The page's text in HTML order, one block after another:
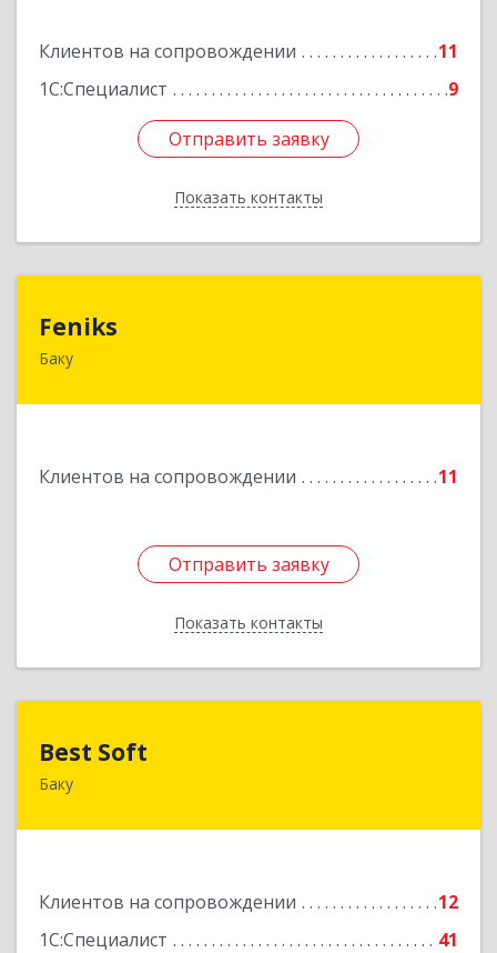
Клиентов на сопровождении
11
1С:Специалист
9
Отправить заявку
Показать контакты
Отправить заявку
Назад
Feniks
Баку
Клиентов на сопровождении 11
Отправить заявку
Показать контакты
AZ1029, Азербайджан, г.Баку, пр. Г. Алиева 187Б,
Отправить заявку
Назад
Best Soft
Баку
Клиентов на сопровождении
12
1С:Специалист
41
Азербайджан, Баку, AZ1029, Пр. Г. Алиева 95,